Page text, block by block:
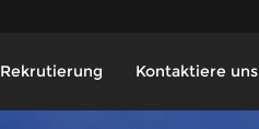
Rekrutierung Kontaktiere uns